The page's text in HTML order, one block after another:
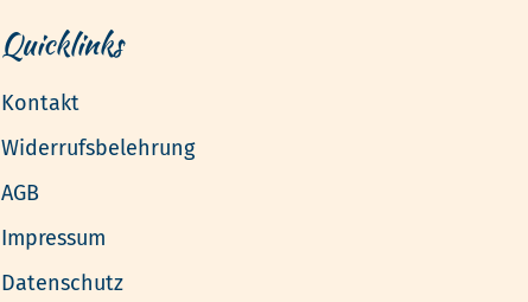
Quicklinks
Kontakt
Widerrufsbelehrung
AGB
Impressum
Datenschutz